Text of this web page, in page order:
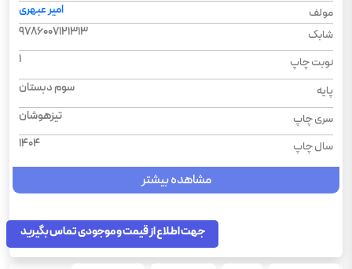
مولف
امیر عبهری
شابک
9786007121313
نوبت چاپ
1
پایه
سوم دبستان
سری چاپ
تیزهوشان
سال چاپ
1404
مشاهده بیشتر
جهت اطلاع از قیمت و موجودی تماس بگیرید